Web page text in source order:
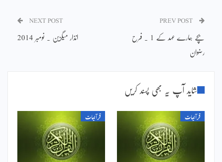
بچے ہمارے عہد کے 1 ۔ فرح
رضوان
NEXT POST
انذار میگزین ۔ نومبر 2014
شاید آپ یہ بھی پسند کریں
قرآنیات قرآنیات